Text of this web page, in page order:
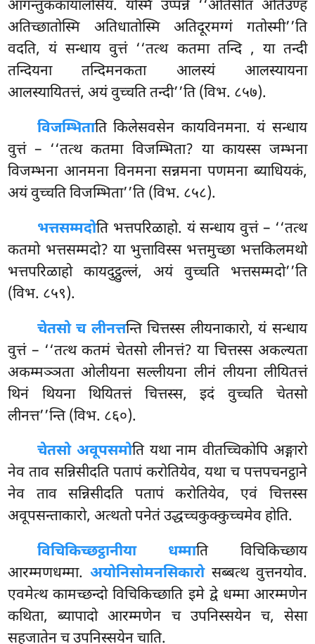
आगन्तुककायालसियं. यस्मिं उप्पन्ने ‘‘अतिसीतं अतिउण्हं
अतिच्छातोस्मि अतिधातोस्मि अतिदूरमग्गं गतोस्मी’’ति
वदति, यं सन्धाय वुत्तं ‘‘तत्थ कतमा तन्दि , या तन्दी
तन्दियना तन्दिमनकता आलस्यं आलस्यायना
आलस्यायितत्तं, अयं वुच्चति तन्दी’’ति (विभ. ८५७).
विजम्भिताति किलेसवसेन कायविनमना. यं सन्धाय
वुत्तं – ‘‘तत्थ कतमा विजम्भिता? या कायस्स जम्भना
विजम्भना आनमना विनमना सन्नमना पणमना ब्याधियकं,
अयं वुच्चति विजम्भिता’’ति (विभ. ८५८).
भत्तसम्मदोति भत्तपरिळाहो. यं सन्धाय वुत्तं – ‘‘तत्थ
कतमो भत्तसम्मदो? या भुत्ताविस्स भत्तमुच्छा भत्तकिलमथो
भत्तपरिळाहो कायदुट्ठुल्लं, अयं वुच्चति भत्तसम्मदो’’ति
(विभ. ८५९).
चेतसो च लीनत्तन्ति चित्तस्स लीयनाकारो, यं सन्धाय
वुत्तं – ‘‘तत्थ कतमं चेतसो लीनत्तं? या चित्तस्स अकल्यता
अकम्मञ्ञता ओलीयना सल्लीयना लीनं लीयना लीयितत्तं
थिनं थियना थियितत्तं चित्तस्स, इदं वुच्चति चेतसो
लीनत्त’’न्ति (विभ. ८६०).
चेतसो अवूपसमोति यथा नाम वीतच्चिकोपि अङ्गारो
नेव ताव सन्निसीदति पतापं करोतियेव, यथा च पत्तपचनट्ठाने
नेव ताव सन्निसीदति पतापं करोतियेव, एवं चित्तस्स
अवूपसन्ताकारो, अत्थतो पनेतं उद्धच्चकुक्कुच्चमेव होति.
विचिकिच्छट्ठानीया धम्माति विचिकिच्छाय
आरम्मणधम्मा.अयोनिसोमनसिकारोसब्बत्थ वुत्तनयोव.
एवमेत्थ कामच्छन्दो विचिकिच्छाति इमे द्वे धम्मा आरम्मणेन
कथिता, ब्यापादो आरम्मणेन च उपनिस्सयेन च, सेसा
सहजातेन च उपनिस्सयेन चाति.